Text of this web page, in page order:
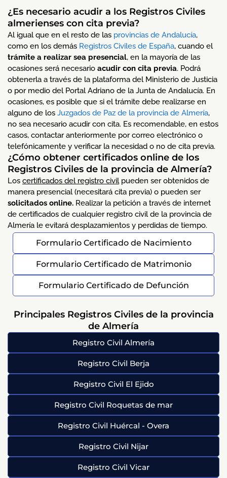
¿Es necesario acudir a los Registros Civiles
almerienses con cita previa?
Al igual que en el resto de las provincias de Andalucía,
como en los demás Registros Civiles de España, cuando el
trámite a realizar sea presencial, en la mayoría de las
ocasiones será necesario acudir con cita previa. Podrá
obtenerla a través de la plataforma del Ministerio de Justicia
o por medio del Portal Adriano de la Junta de Andalucía. En
ocasiones, es posible que si el trámite debe realizarse en
alguno de los Juzgados de Paz de la provincia de Almería,
no sea necesario acudir con cita. Es recomendable, en estos
casos, contactar anteriormente por correo electrónico o
telefónicamente y verificar la necesidad o no de cita previa.
¿Cómo obtener certificados online de los
Registros Civiles de la provincia de Almería?
Los certificados del registro civilpueden ser obtenidos de
manera presencial (necesitará cita previa) o pueden ser
solicitados online. Realizar la petición a través de internet
de certificados de cualquier registro civil de la provincia de
Almería le evitará desplazamientos y perdidas de tiempo.
Formulario Certificado de Nacimiento
Formulario Certificado de Matrimonio
Formulario Certificado de Defunción
Principales Registros Civiles de la provincia
de Almería
Registro Civil Almería
Registro Civil Berja
Registro Civil El Ejido
Registro Civil Roquetas de mar
Registro Civil Huércal - Overa
Registro Civil Nijar
Registro Civil Vicar